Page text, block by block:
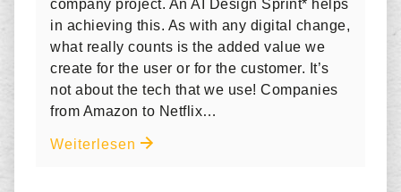
company project. An AI Design Sprint* helps
in achieving this. As with any digital change,
what really counts is the added value we
create for the user or for the customer. It’s
not about the tech that we use! Companies
from Amazon to Netflix…
Weiterlesen